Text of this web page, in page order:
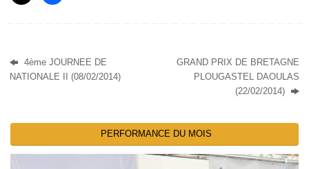
4ème JOURNEE DE
NATIONALE II (08/02/2014)
GRAND PRIX DE BRETAGNE
PLOUGASTEL DAOULAS
(22/02/2014)
PERFORMANCE DU MOIS